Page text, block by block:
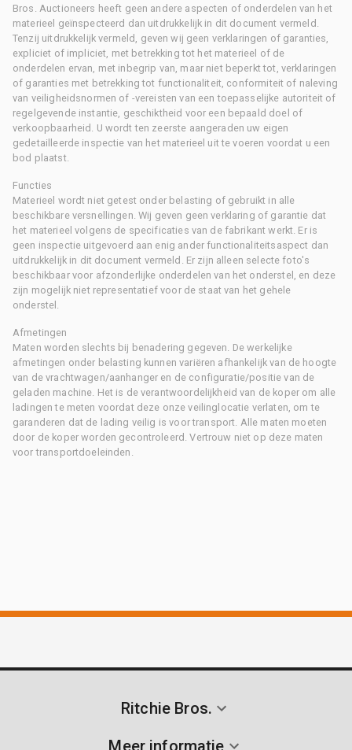
Bros. Auctioneers heeft geen andere aspecten of onderdelen van het
materieel geïnspecteerd dan uitdrukkelijk in dit document vermeld.
Tenzij uitdrukkelijk vermeld, geven wij geen verklaringen of garanties,
expliciet of impliciet, met betrekking tot het materieel of de
onderdelen ervan, met inbegrip van, maar niet beperkt tot, verklaringen
of garanties met betrekking tot functionaliteit, conformiteit of naleving
van veiligheidsnormen of -vereisten van een toepasselijke autoriteit of
regelgevende instantie, geschiktheid voor een bepaald doel of
verkoopbaarheid. U wordt ten zeerste aangeraden uw eigen
gedetailleerde inspectie van het materieel uit te voeren voordat u een
bod plaatst.
Functies
Materieel wordt niet getest onder belasting of gebruikt in alle
beschikbare versnellingen. Wij geven geen verklaring of garantie dat
het materieel volgens de specificaties van de fabrikant werkt. Er is
geen inspectie uitgevoerd aan enig ander functionaliteitsaspect dan
uitdrukkelijk in dit document vermeld. Er zijn alleen selecte foto's
beschikbaar voor afzonderlijke onderdelen van het onderstel, en deze
zijn mogelijk niet representatief voor de staat van het gehele
onderstel.
Afmetingen
Maten worden slechts bij benadering gegeven. De werkelijke
afmetingen onder belasting kunnen variëren afhankelijk van de hoogte
van de vrachtwagen/aanhanger en de configuratie/positie van de
geladen machine. Het is de verantwoordelijkheid van de koper om alle
ladingen te meten voordat deze onze veilinglocatie verlaten, om te
garanderen dat de lading veilig is voor transport. Alle maten moeten
door de koper worden gecontroleerd. Vertrouw niet op deze maten
voor transportdoeleinden.
Ritchie Bros.
Meer informatie